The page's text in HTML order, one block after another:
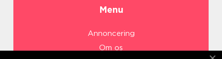
Menu
Annoncering
Om os